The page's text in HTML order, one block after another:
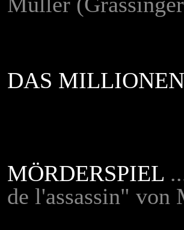
DAS
MÖRDERSPIEL
de l'assassin" von